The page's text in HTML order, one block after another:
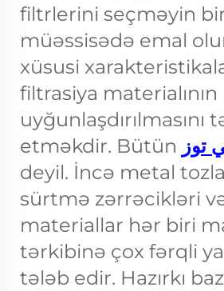
filtrlerini seçməyin
müəssisədə emal
xüsusi
filtrasiya materialının
uyğunlaşdırılmasını
etməkdir. Bütün
deyil. İncə metal
sürtmə zərrəcikləri və
materiallar hər biri
tərkibinə çox fərqli
tələb edir. Hazırkı